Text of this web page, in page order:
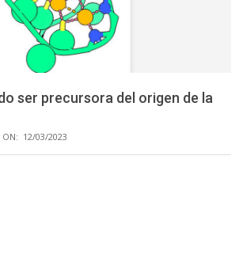
ser precursora del origen de la
ON: 12/03/2023